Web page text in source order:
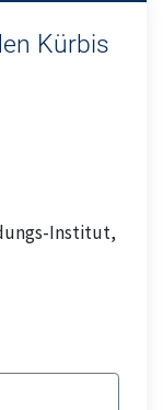
Kürbis
Institut,